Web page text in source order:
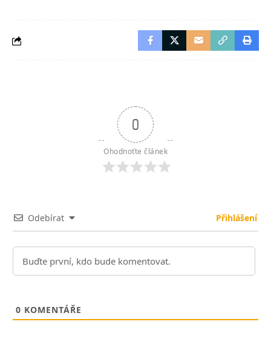
0
Ohodnoťte článek
Odebírat Přihlášení
0 KOMENTÁŘE